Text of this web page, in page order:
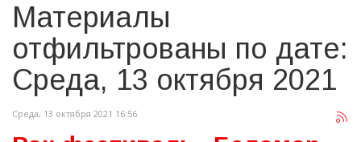
Материалы
отфильтрованы по дате:
Среда, 13 октября 2021
Среда, 13 октября 2021 16:56